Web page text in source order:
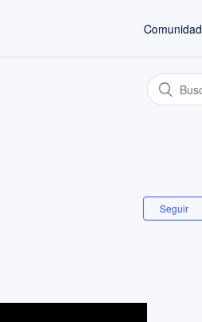
Comunidad
Seguir